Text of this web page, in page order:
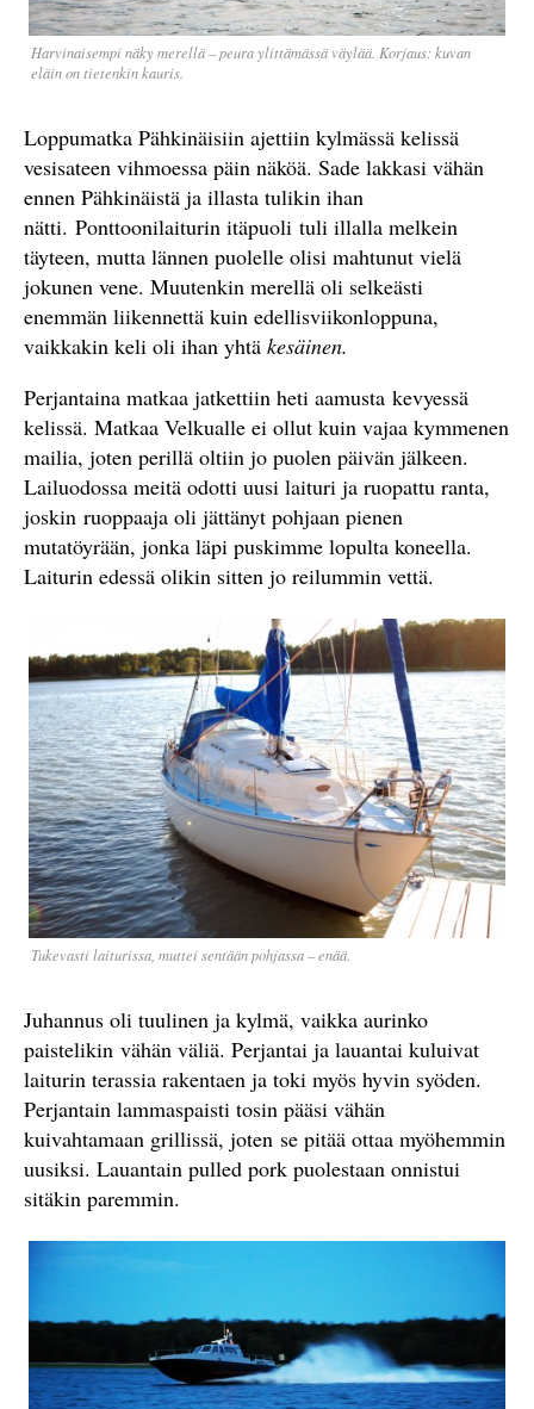
Harvinaisempi näky merellä – peura ylittämässä väylää. Korjaus: kuvan
eläin on tietenkin kauris.
Loppumatka Pähkinäisiin ajettiin kylmässä kelissä
vesisateen vihmoessa päin näköä. Sade lakkasi vähän
ennen Pähkinäistä ja illasta tulikin ihan
nätti. Ponttoonilaiturin itäpuoli tuli illalla melkein
täyteen, mutta lännen puolelle olisi mahtunut vielä
jokunen vene. Muutenkin merellä oli selkeästi
enemmän liikennettä kuin edellisviikonloppuna,
vaikkakin keli oli ihan yhtä kesäinen.
Perjantaina matkaa jatkettiin heti aamusta kevyessä
kelissä. Matkaa Velkualle ei ollut kuin vajaa kymmenen
mailia, joten perillä oltiin jo puolen päivän jälkeen.
Lailuodossa meitä odotti uusi laituri ja ruopattu ranta,
joskin ruoppaaja oli jättänyt pohjaan pienen
mutatöyrään, jonka läpi puskimme lopulta koneella.
Laiturin edessä olikin sitten jo reilummin vettä.
Tukevasti laiturissa, muttei sentään pohjassa – enää.
Juhannus oli tuulinen ja kylmä, vaikka aurinko
paistelikin vähän väliä. Perjantai ja lauantai kuluivat
laiturin terassia rakentaen ja toki myös hyvin syöden.
Perjantain lammaspaisti tosin pääsi vähän
kuivahtamaan grillissä, joten se pitää ottaa myöhemmin
uusiksi. Lauantain pulled pork puolestaan onnistui
sitäkin paremmin.